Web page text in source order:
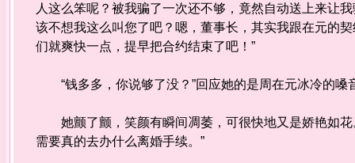
人这么笨呢？被我骗了一次还不够，竟然自动送上来
该不想我这么叫您了吧？嗯，董事长，其实我跟在元的
们就爽快一点，提早把合约结束了吧！”
“钱多多，你说够了没？”回应她的是周在元冰冷的嗓
她颤了颤，笑颜有瞬间凋萎，可很快地又是娇艳如花
需要真的去办什么离婚手续。”